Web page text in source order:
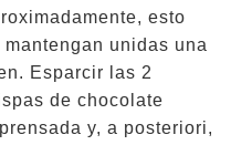
esto
unidas una
Esparcir las 2
de chocolate
y, a posteriori,